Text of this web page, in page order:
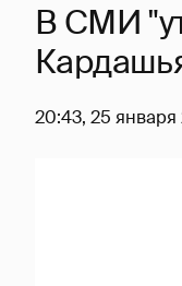
В СМИ
20:43, 25 января